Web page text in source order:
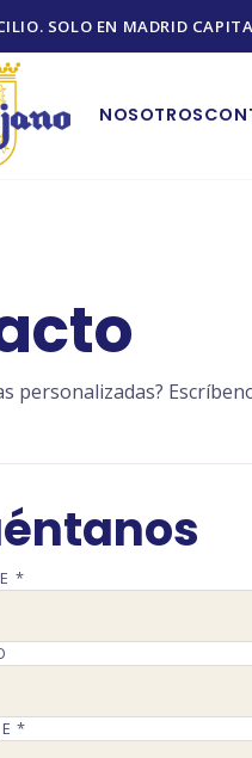
SOLO EN MADRID
NOSOTROS
personalizadas?
*
*